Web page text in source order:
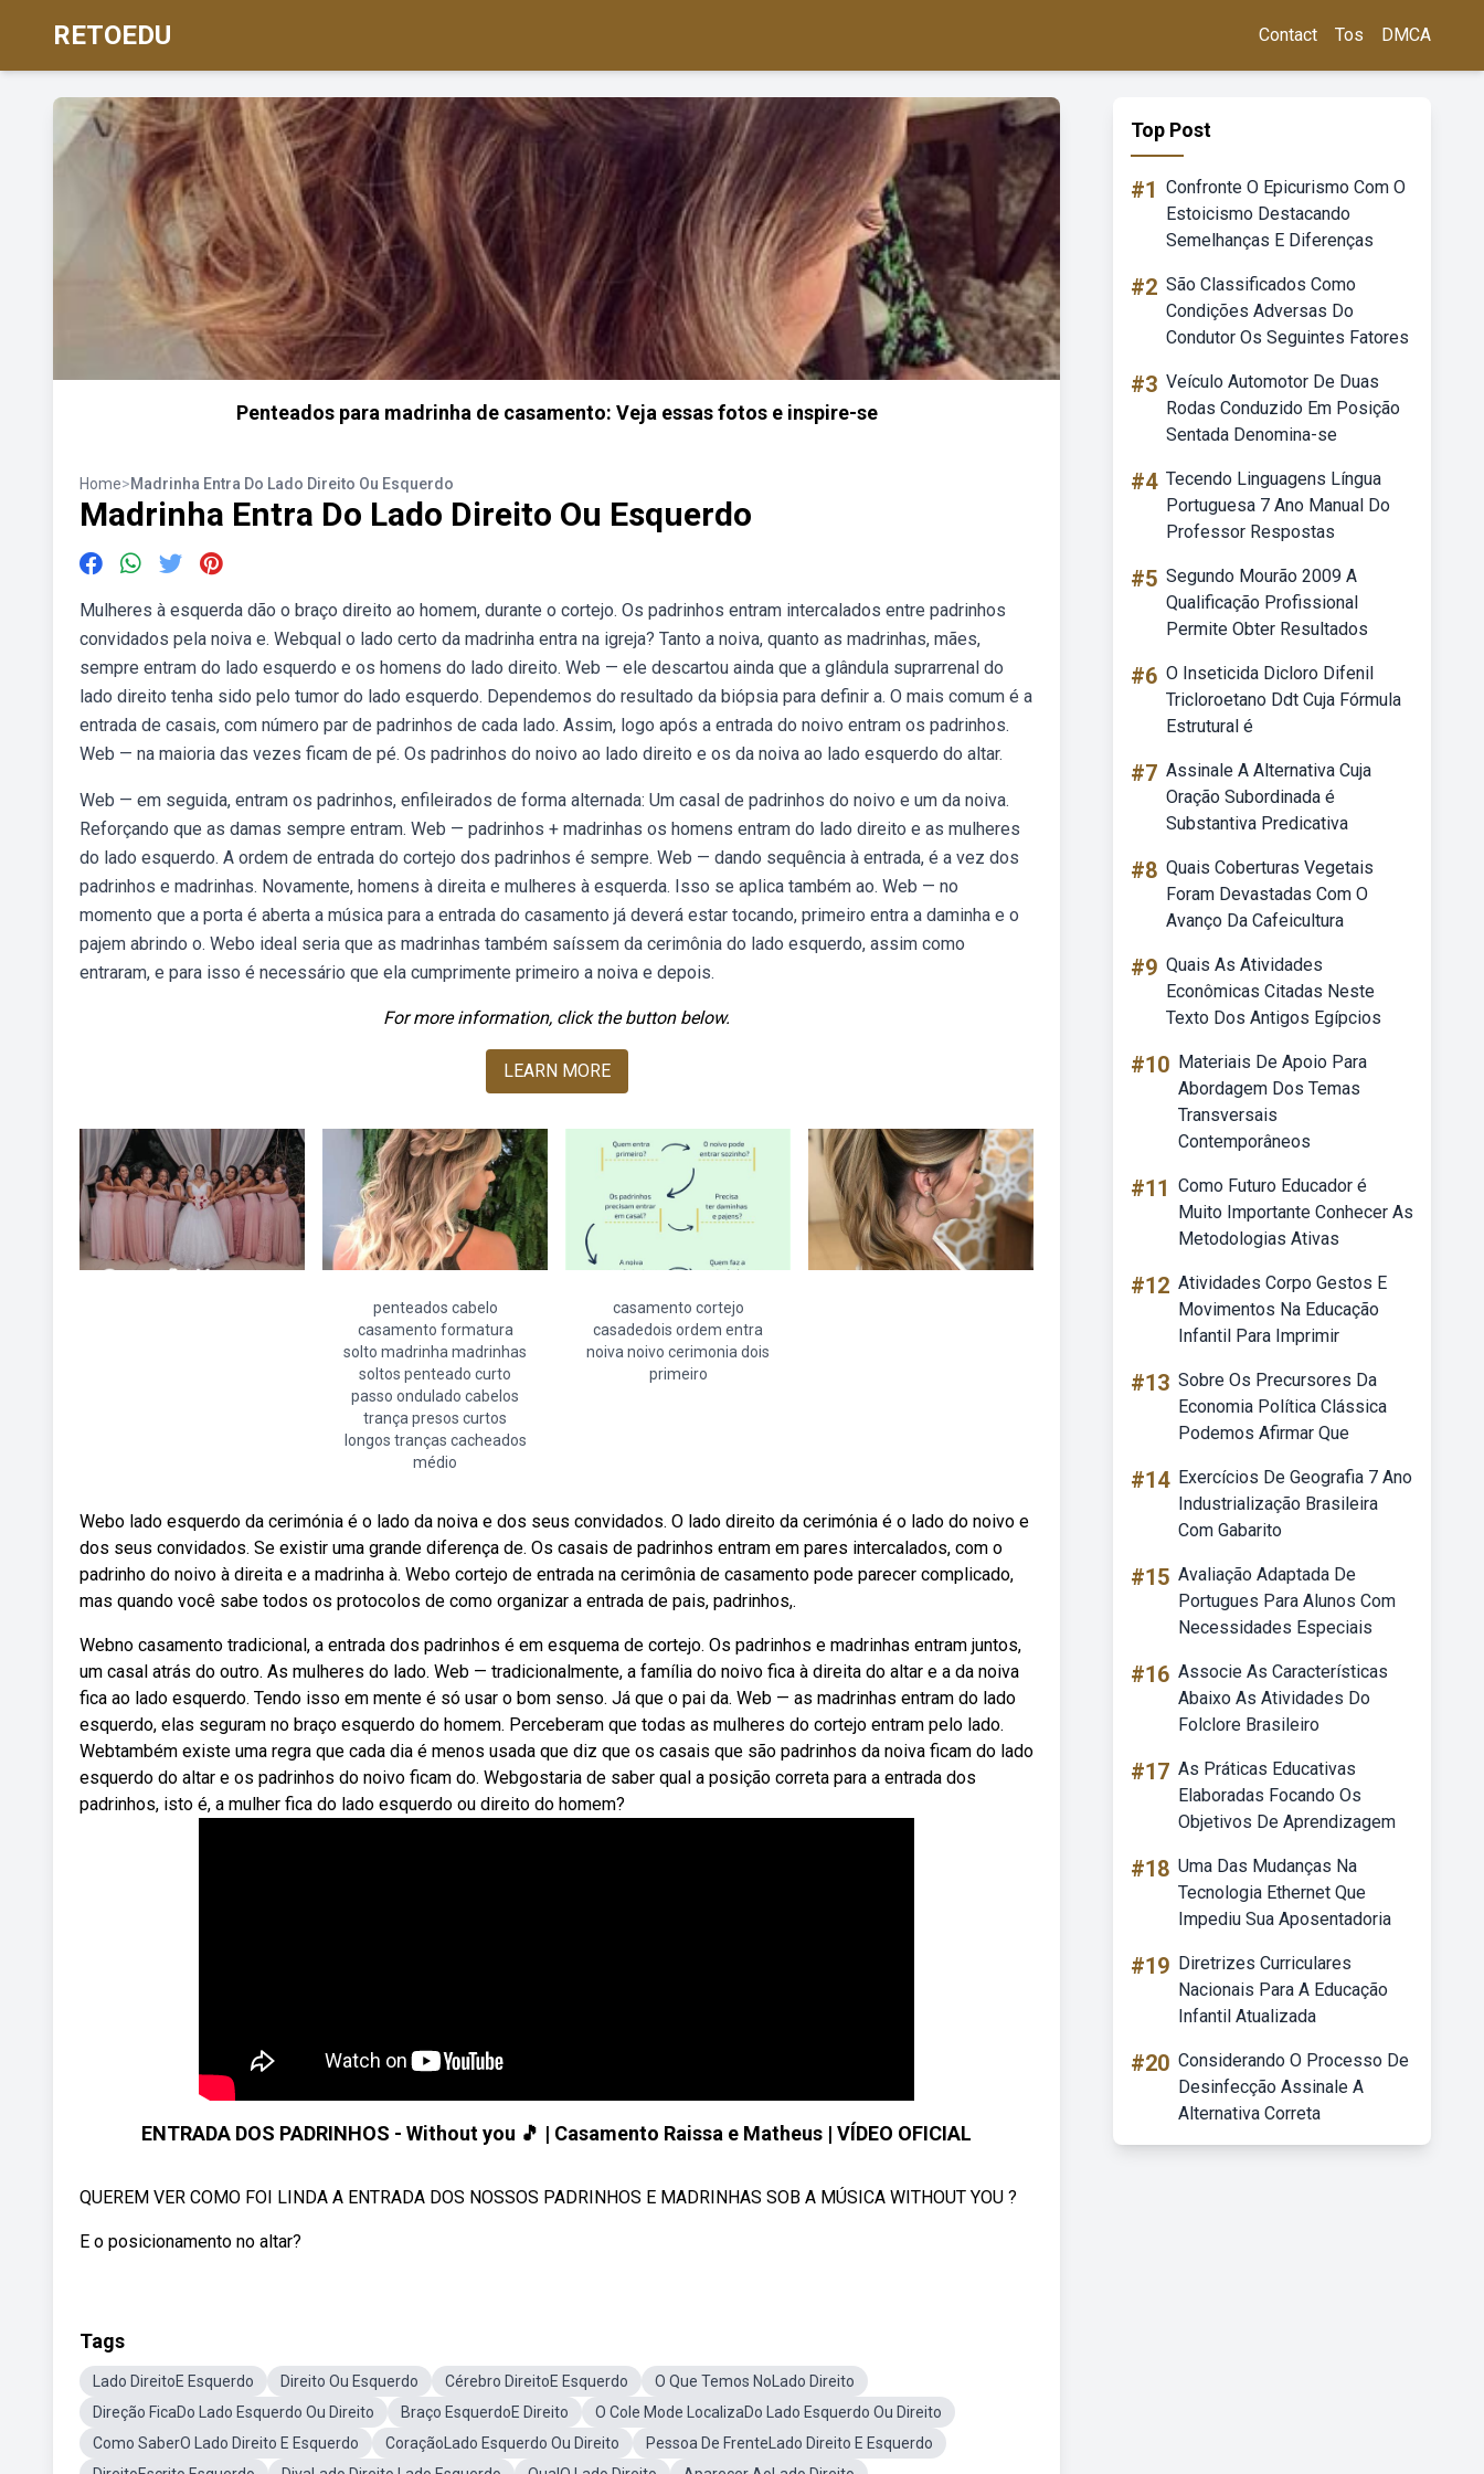
RETOEDU Contact Tos DMCA
Penteados para madrinha de casamento: Veja essas fotos e inspire-se
Home>Madrinha Entra Do Lado Direito Ou Esquerdo
Madrinha Entra Do Lado Direito Ou Esquerdo
Mulheres à esquerda dão o braço direito ao homem, durante o cortejo. Os padrinhos entram intercalados entre padrinhos
convidados pela noiva e. Webqual o lado certo da madrinha entra na igreja? Tanto a noiva, quanto as madrinhas, mães,
sempre entram do lado esquerdo e os homens do lado direito. Web — ele descartou ainda que a glândula suprarrenal do
lado direito tenha sido pelo tumor do lado esquerdo. Dependemos do resultado da biópsia para definir a. O mais comum é a
entrada de casais, com número par de padrinhos de cada lado. Assim, logo após a entrada do noivo entram os padrinhos.
Web — na maioria das vezes ficam de pé. Os padrinhos do noivo ao lado direito e os da noiva ao lado esquerdo do altar.
Web — em seguida, entram os padrinhos, enfileirados de forma alternada: Um casal de padrinhos do noivo e um da noiva.
Reforçando que as damas sempre entram. Web — padrinhos + madrinhas os homens entram do lado direito e as mulheres
do lado esquerdo. A ordem de entrada do cortejo dos padrinhos é sempre. Web — dando sequência à entrada, é a vez dos
padrinhos e madrinhas. Novamente, homens à direita e mulheres à esquerda. Isso se aplica também ao. Web — no
momento que a porta é aberta a música para a entrada do casamento já deverá estar tocando, primeiro entra a daminha e o
pajem abrindo o. Webo ideal seria que as madrinhas também saíssem da cerimônia do lado esquerdo, assim como
entraram, e para isso é necessário que ela cumprimente primeiro a noiva e depois.
For more information, click the button below.
LEARN MORE
penteados cabelo
casamento formatura
solto madrinha madrinhas
soltos penteado curto
passo ondulado cabelos
trança presos curtos
longos tranças cacheados
médio
casamento cortejo
casadedois ordem entra
noiva noivo cerimonia dois
primeiro
Webo lado esquerdo da cerimónia é o lado da noiva e dos seus convidados. O lado direito da cerimónia é o lado do noivo e
dos seus convidados. Se existir uma grande diferença de. Os casais de padrinhos entram em pares intercalados, com o
padrinho do noivo à direita e a madrinha à. Webo cortejo de entrada na cerimônia de casamento pode parecer complicado,
mas quando você sabe todos os protocolos de como organizar a entrada de pais, padrinhos,.
Webno casamento tradicional, a entrada dos padrinhos é em esquema de cortejo. Os padrinhos e madrinhas entram juntos,
um casal atrás do outro. As mulheres do lado. Web — tradicionalmente, a família do noivo fica à direita do altar e a da noiva
fica ao lado esquerdo. Tendo isso em mente é só usar o bom senso. Já que o pai da. Web — as madrinhas entram do lado
esquerdo, elas seguram no braço esquerdo do homem. Perceberam que todas as mulheres do cortejo entram pelo lado.
Webtambém existe uma regra que cada dia é menos usada que diz que os casais que são padrinhos da noiva ficam do lado
esquerdo do altar e os padrinhos do noivo ficam do. Webgostaria de saber qual a posição correta para a entrada dos
padrinhos, isto é, a mulher fica do lado esquerdo ou direito do homem?
ENTRADA DOS PADRINHOS - Without you 🎵 | Casamento Raissa e Matheus | VÍDEO OFICIAL
QUEREM VER COMO FOI LINDA A ENTRADA DOS NOSSOS PADRINHOS E MADRINHAS SOB A MÚSICA WITHOUT YOU ?
E o posicionamento no altar?
Tags
Lado DireitoE Esquerdo Direito Ou Esquerdo Cérebro DireitoE Esquerdo
O Que Temos NoLado Direito
Direção FicaDo Lado Esquerdo Ou Direito
Braço EsquerdoE Direito
O Cole Mode LocalizaDo Lado Esquerdo Ou Direito
Como SaberO Lado Direito E Esquerdo
CoraçãoLado Esquerdo Ou Direito
Pessoa De FrenteLado Direito E Esquerdo
Top Post
#1 Confronte O Epicurismo Com O
Estoicismo Destacando
Semelhanças E Diferenças
#2 São Classificados Como
Condições Adversas Do
Condutor Os Seguintes Fatores
#3 Veículo Automotor De Duas
Rodas Conduzido Em Posição
Sentada Denomina-se
#4 Tecendo Linguagens Língua
Portuguesa 7 Ano Manual Do
Professor Respostas
#5 Segundo Mourão 2009 A
Qualificação Profissional
Permite Obter Resultados
#6 O Inseticida Dicloro Difenil
Tricloroetano Ddt Cuja Fórmula
Estrutural é
#7 Assinale A Alternativa Cuja
Oração Subordinada é
Substantiva Predicativa
#8 Quais Coberturas Vegetais
Foram Devastadas Com O
Avanço Da Cafeicultura
#9 Quais As Atividades
Econômicas Citadas Neste
Texto Dos Antigos Egípcios
#10 Materiais De Apoio Para
Abordagem Dos Temas
Transversais
Contemporâneos
#11 Como Futuro Educador é
Muito Importante Conhecer As
Metodologias Ativas
#12 Atividades Corpo Gestos E
Movimentos Na Educação
Infantil Para Imprimir
#13 Sobre Os Precursores Da
Economia Política Clássica
Podemos Afirmar Que
#14 Exercícios De Geografia 7 Ano
Industrialização Brasileira
Com Gabarito
#15 Avaliação Adaptada De
Portugues Para Alunos Com
Necessidades Especiais
#16 Associe As Características
Abaixo As Atividades Do
Folclore Brasileiro
#17 As Práticas Educativas
Elaboradas Focando Os
Objetivos De Aprendizagem
#18 Uma Das Mudanças Na
Tecnologia Ethernet Que
Impediu Sua Aposentadoria
#19 Diretrizes Curriculares
Nacionais Para A Educação
Infantil Atualizada
#20 Considerando O Processo De
Desinfecção Assinale A
Alternativa Correta